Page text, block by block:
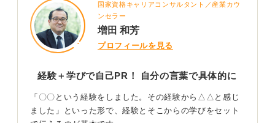
インターンの経験を入社後にどうつなげるかで差別
化
すかを述べることで、自己PRに一貫性が生まれます。
「貴社では〇〇のスキルを活かし、△△の業務で貢献し
たい」といった形で、企業への関心や具体的な意欲を示
すことが効果的です。
国家資格キャリアコンサルタント／産業カウ
ンセラー
増田 和芳
プロフィールを見る
経験＋学びで自己PR！ 自分の言葉で具体的に
「〇〇という経験をしました。その経験から△△と感じ
ました」といった形で、経験とそこからの学びをセット